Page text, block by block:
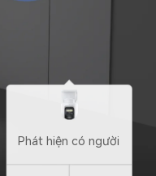
Phát hiện có người